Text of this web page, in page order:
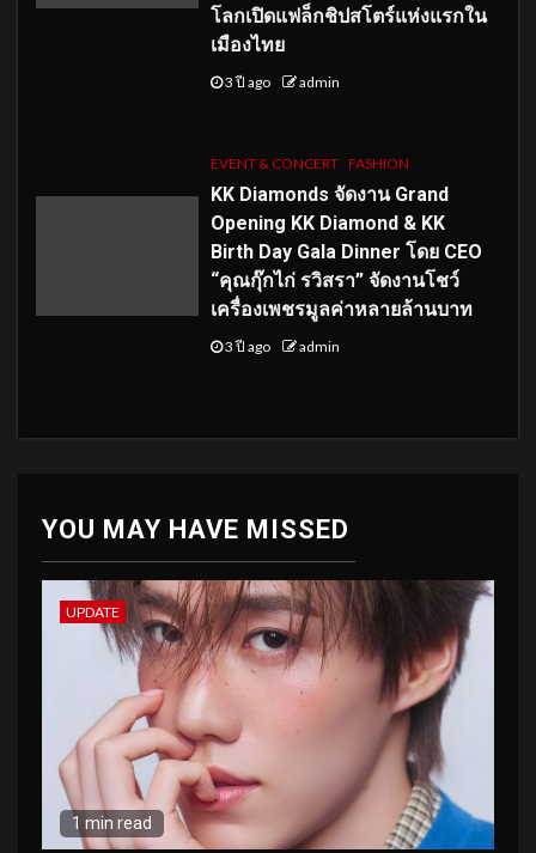
โลกเปิดแฟล็กชิปสโตร์แห่งแรกใน
เมืองไทย
3 ปี ago admin
EVENT & CONCERT FASHION
KK Diamonds จัดงาน Grand
Opening KK Diamond & KK
Birth Day Gala Dinner โดย CEO
“คุณกุ๊กไก่ รวิสรา” จัดงานโชว์
เครื่องเพชรมูลค่าหลายล้านบาท
3 ปี ago admin
YOU MAY HAVE MISSED
UPDATE
1 min read